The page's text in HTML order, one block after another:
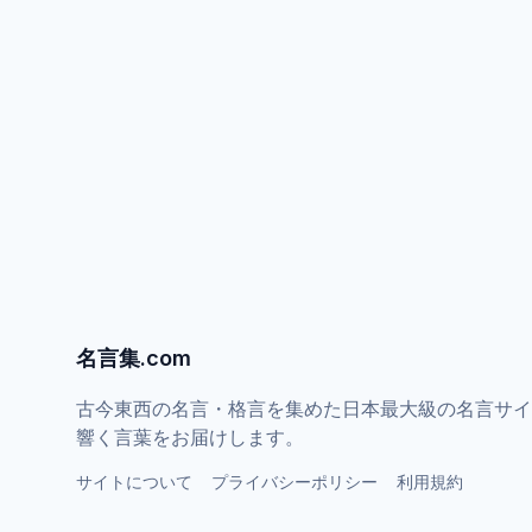
名言集.com
古今東西の名言・格言を集めた日本最大級の名言サ
響く言葉をお届けします。
サイトについて プライバシーポリシー 利用規約